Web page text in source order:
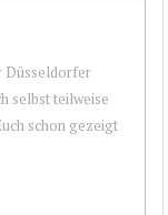
Düsseldorfer
selbst teilweise
schon gezeigt